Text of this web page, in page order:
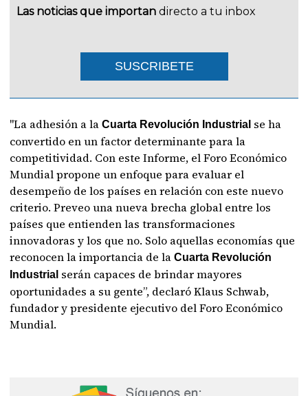
Las noticias que importan directo a tu inbox
SUSCRIBETE
"La adhesión a laCuarta Revolución Industrial se ha
convertido en un factor determinante para la
competitividad. Con este Informe, el Foro Económico
Mundial propone un enfoque para evaluar el
desempeño de los países en relación con este nuevo
criterio. Preveo una nueva brecha global entre los
países que entienden las transformaciones
innovadoras y los que no. Solo aquellas economías que
reconocen la importancia de laCuarta Revolución
Industrial serán capaces de brindar mayores
oportunidades a su gente”, declaró Klaus Schwab,
fundador y presidente ejecutivo del Foro Económico
Mundial.